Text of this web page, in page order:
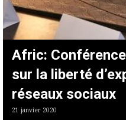
Afric:
sur la liberté
réseaux sociaux
21 janvier 2020